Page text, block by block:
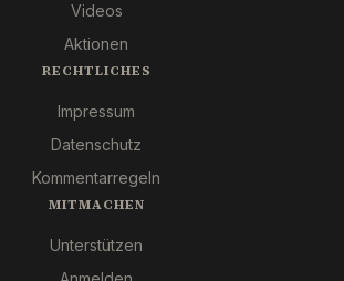
Videos
Aktionen
RECHTLICHES
Impressum
Datenschutz
Kommentarregeln
MITMACHEN
Unterstützen